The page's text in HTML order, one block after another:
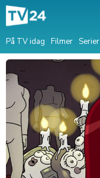
På TV idag Filmer Serier